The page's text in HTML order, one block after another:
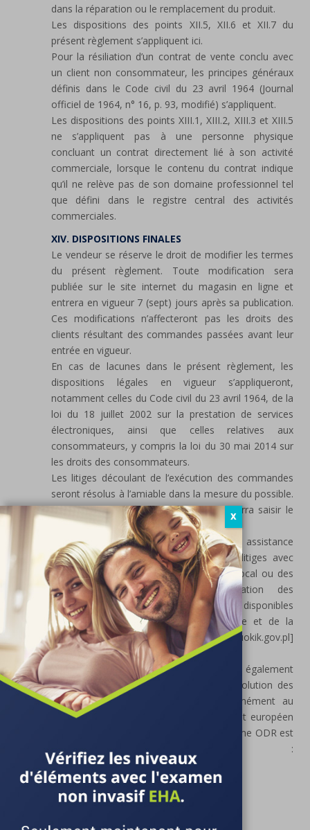
dans la réparation ou le remplacement du produit.
Les dispositions des points XII.5, XII.6 et XII.7 du
présent règlement s’appliquent ici.
Pour la résiliation d’un contrat de vente conclu avec
un client non consommateur, les principes généraux
définis dans le Code civil du 23 avril 1964 (Journal
officiel de 1964, n° 16, p. 93, modifié) s’appliquent.
Les dispositions des points XIII.1, XIII.2, XIII.3 et XIII.5
ne s’appliquent pas à une personne physique
concluant un contrat directement lié à son activité
commerciale, lorsque le contenu du contrat indique
qu’il ne relève pas de son domaine professionnel tel
que défini dans le registre central des activités
commerciales.
XIV. DISPOSITIONS FINALES
Le vendeur se réserve le droit de modifier les termes
du présent règlement. Toute modification sera
publiée sur le site internet du magasin en ligne et
entrera en vigueur 7 (sept) jours après sa publication.
Ces modifications n’affecteront pas les droits des
clients résultant des commandes passées avant leur
entrée en vigueur.
En cas de lacunes dans le présent règlement, les
dispositions légales en vigueur s’appliqueront,
notamment celles du Code civil du 23 avril 1964, de la
loi du 18 juillet 2002 sur la prestation de services
électroniques, ainsi que celles relatives aux
consommateurs, y compris la loi du 30 mai 2014 sur
les droits des consommateurs.
Les litiges découlant de l’exécution des commandes
seront résolus à l’amiable dans la mesure du possible.
En cas de désaccord, chaque partie pourra saisir le
tribunal compétent.
Les consommateurs peuvent obtenir une assistance
gratuite concernant leurs droits ou les litiges avec
l’entreprise en contactant un médiateur local ou des
organisations telles que la Fédération des
consommateurs. Plus d’informations sont disponibles
sur le site de l’Office de la concurrence et de la
protection des consommateurs : [www.uokik.gov.pl]
(http://www.uokik.gov.pl).
Les clients consommateurs peuvent également
utiliser des méthodes alternatives de résolution des
litiges via la plateforme ODR, conformément au
règlement (UE) n° 524/2013 du Parlement européen
et du Conseil du 21 mai 2013. La plateforme ODR est
accessible à l’adresse :
[http://ec.europa.eu/consumers/odr]
(http://ec.europa.eu/consumers/odr).
Ver.30.11.24
X